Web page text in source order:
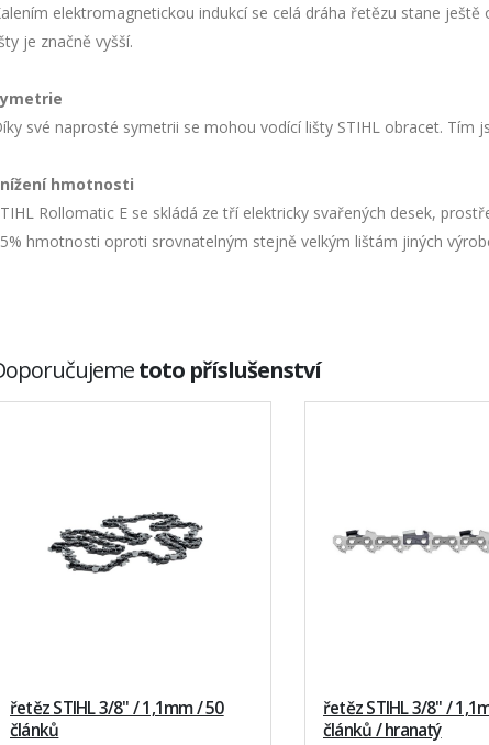
elektromagnetickou indukcí se celá dráha řetězu stane
je značně vyšší.
své naprosté symetrii se mohou vodící lišty STIHL obracet. Tím
hmotnosti
Rollomatic E se skládá ze tří elektricky svařených desek,
hmotnosti oproti srovnatelným stejně velkým lištám jiných
toto příslušenství
řetěz STIHL 3/8" / 1,1mm / 50
článků
řetěz STIHL 3/8" /
článků / hranatý